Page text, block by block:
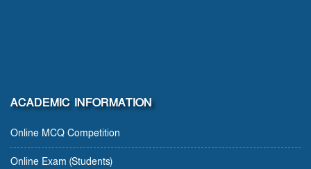
ACADEMIC INFORMATION
Online MCQ Competition
Online Exam (Students)